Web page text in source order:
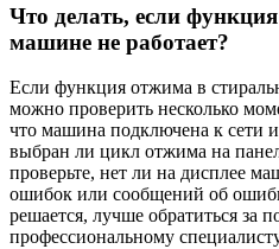
Что делать, если
машине не работает?
Если функция отжима в
можно проверить несколько
что машина подключена к сети
выбран ли цикл отжима на
проверьте, нет ли на дисплее
ошибок или сообщений об
решается, лучше обратиться за
профессиональному